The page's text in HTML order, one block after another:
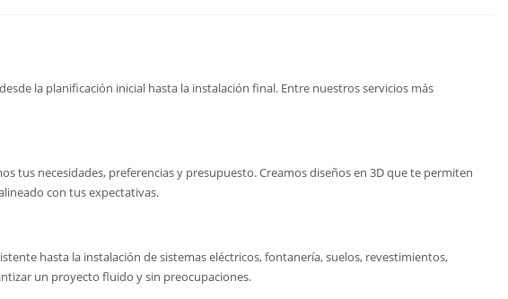
la planificación inicial hasta la instalación final. Entre nuestros servicios más
tus necesidades, preferencias y presupuesto. Creamos diseños en 3D que te permiten
con tus expectativas.
hasta la instalación de sistemas eléctricos, fontanería, suelos, revestimientos,
un proyecto fluido y sin preocupaciones.